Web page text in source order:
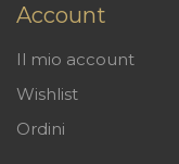
Account
Il mio account
Wishlist
Ordini